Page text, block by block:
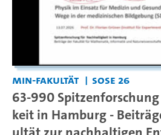
MIN-Fakultät SoSe 26
63-990
keit in Hamburg -